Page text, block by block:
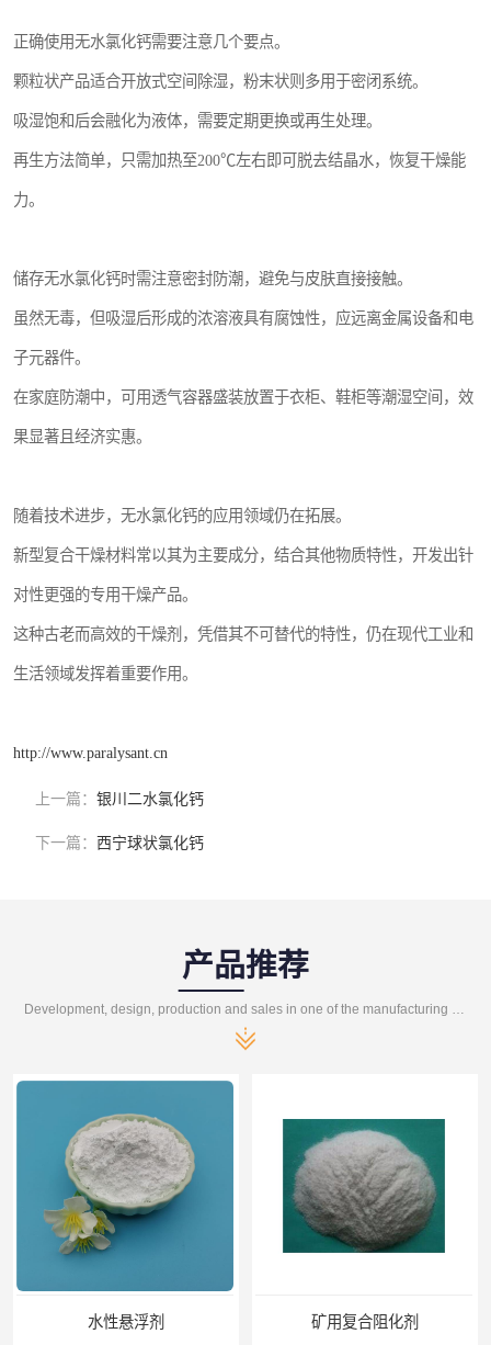
正确使用无水氯化钙需要注意几个要点。
颗粒状产品适合开放式空间除湿，粉末状则多用于密闭系统。
吸湿饱和后会融化为液体，需要定期更换或再生处理。
再生方法简单，只需加热至200℃左右即可脱去结晶水，恢复干燥能
力。
储存无水氯化钙时需注意密封防潮，避免与皮肤直接接触。
虽然无毒，但吸湿后形成的浓溶液具有腐蚀性，应远离金属设备和电
子元器件。
在家庭防潮中，可用透气容器盛装放置于衣柜、鞋柜等潮湿空间，效
果显著且经济实惠。
随着技术进步，无水氯化钙的应用领域仍在拓展。
新型复合干燥材料常以其为主要成分，结合其他物质特性，开发出针
对性更强的专用干燥产品。
这种古老而高效的干燥剂，凭借其不可替代的特性，仍在现代工业和
生活领域发挥着重要作用。
http://www.paralysant.cn
上一篇： 银川二水氯化钙
下一篇： 西宁球状氯化钙
产品推荐
Development, design, production and sales in one of the manufacturing enterprises
水性悬浮剂 矿用复合阻化剂